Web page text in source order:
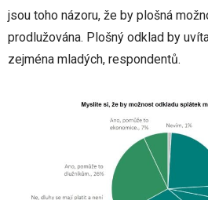
jsou toho názoru, že by plošná
prodlužována. Plošný odklad by
zejména mladých, respondentů.